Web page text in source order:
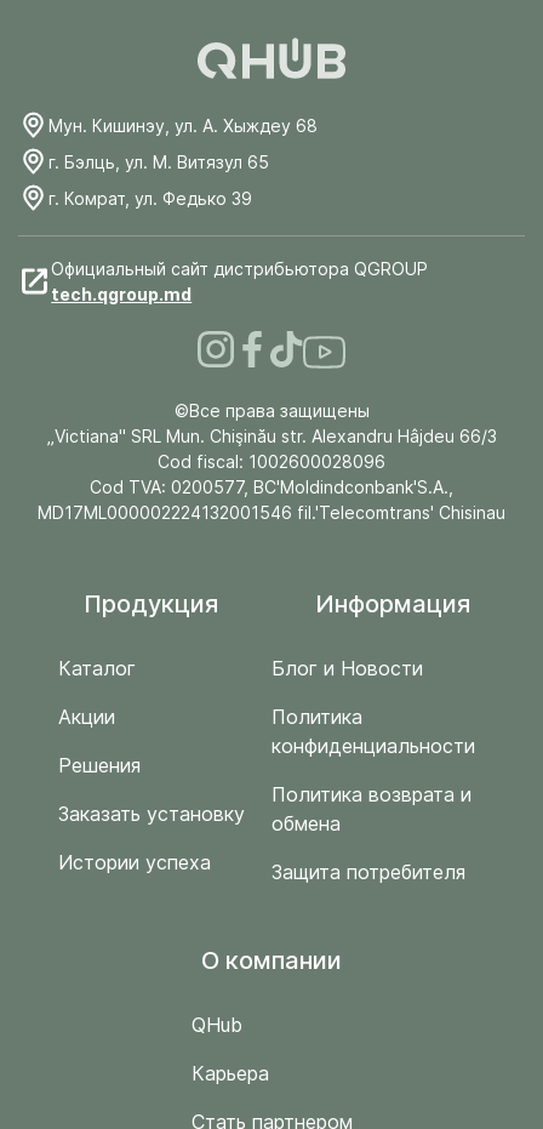
Мун. Кишинэу, ул. А. Хыждеу 68
г. Бэлць, ул. М. Витязул 65
г. Комрат, ул. Федько 39
Официальный сайт дистрибьютора QGROUP
tech.qgroup.md
©Все права защищены
„Victiana" SRL Mun. Chişinău str. Alexandru Hâjdeu 66/3
Cod fiscal: 1002600028096
Cod TVA: 0200577, BC'Moldindconbank'S.A.,
MD17ML000002224132001546 fil.'Telecomtrans' Chisinau
Продукция
Каталог
Акции
Решения
Заказать установку
Истории успеха
Информация
Блог и Новости
Политика
конфиденциальности
Политика возврата и
обмена
Защита потребителя
O компании
QHub
Карьера
Стать партнером